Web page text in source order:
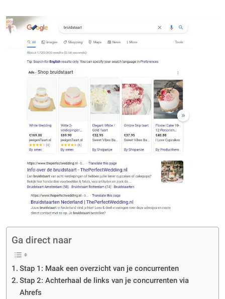
Ga direct naar
Stap 1: Maak een overzicht van je concurrenten
Stap 2: Achterhaal de links van je concurrenten via
Ahrefs